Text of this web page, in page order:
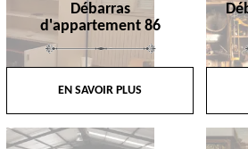
Débarras
d'appartement 86
EN SAVOIR PLUS